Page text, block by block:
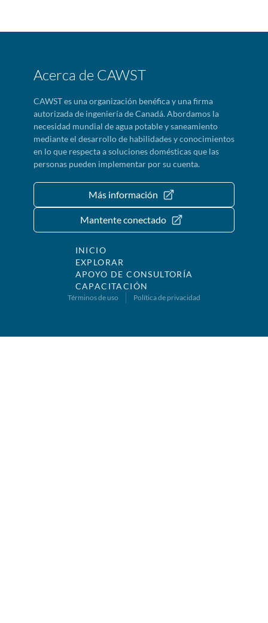
Acerca de CAWST
CAWST es una organización benéfica y una firma
autorizada de ingeniería de Canadá. Abordamos la
necesidad mundial de agua potable y saneamiento
mediante el desarrollo de habilidades y conocimientos
en lo que respecta a soluciones domésticas que las
personas pueden implementar por su cuenta.
Más información
Mantente conectado
INICIO
EXPLORAR
APOYO DE CONSULTORÍA
CAPACITACIÓN
Términos de uso Política de privacidad